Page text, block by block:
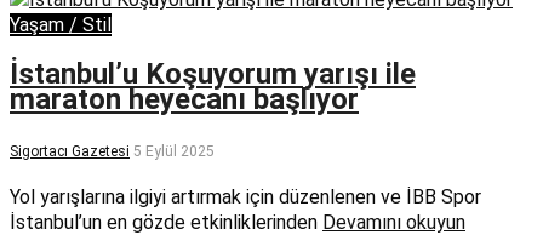
Yaşam / Stil
İstanbul’u Koşuyorum yarışı ile
maraton heyecanı başlıyor
Sigortacı Gazetesi 5 Eylül 2025
Yol yarışlarına ilgiyi artırmak için düzenlenen ve İBB Spor
İstanbul’un en gözde etkinliklerinden Devamını okuyun